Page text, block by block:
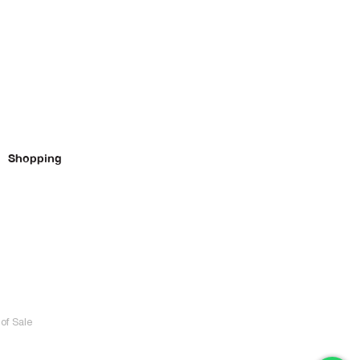
Shopping
Sale